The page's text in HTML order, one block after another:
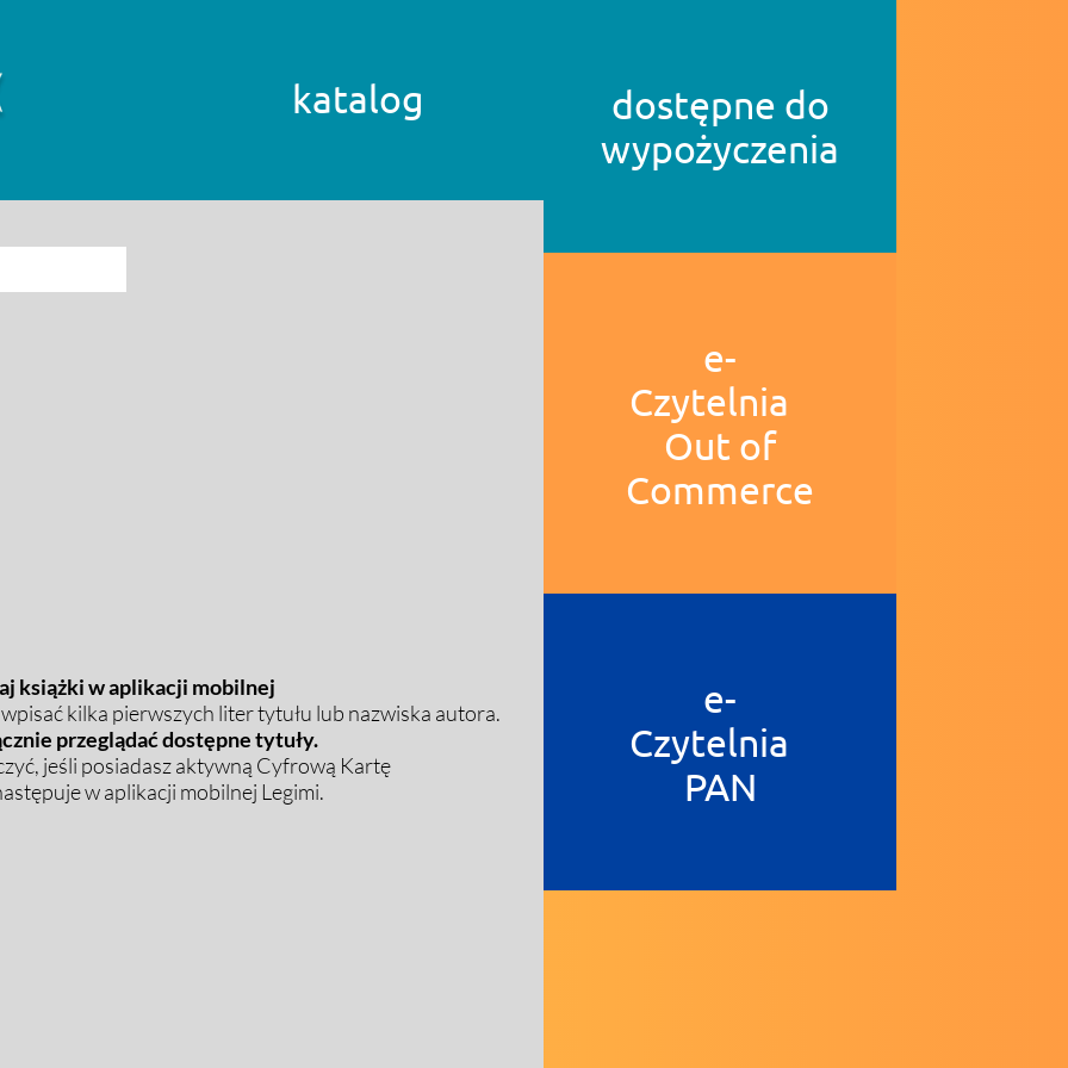
katalog
książki w aplikacji mobilnej
kilka pierwszych liter tytułu lub nazwiska autora.
przeglądać dostępne tytuły.
jeśli posiadasz aktywną Cyfrową Kartę
w aplikacji mobilnej Legimi.
dostępne do
wypożyczenia
e-
Czytelnia
Out of
Commerce
e-
Czytelnia
PAN